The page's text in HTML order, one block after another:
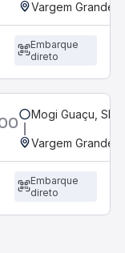
Vargem Grande
Embarque
direto
Mogi Guaçu, SP
Vargem Grande
Embarque
direto